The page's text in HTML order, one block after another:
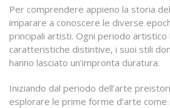
Per comprendere appieno la storia
imparare a conoscere le diverse
principali artisti. Ogni periodo artistico
caratteristiche distintive, i suoi stili
hanno lasciato un’impronta duratura.
Iniziando dal periodo dell’arte
esplorare le prime forme d’arte